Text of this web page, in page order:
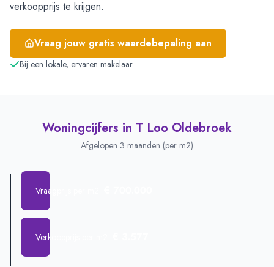
verkoopprijs te krijgen.
Vraag jouw gratis waardebepaling aan
Bij een lokale, ervaren makelaar
Woningcijfers in T Loo Oldebroek
Afgelopen 3 maanden (per m2)
Vraagprijs per m2
Verkoopprijs per m2